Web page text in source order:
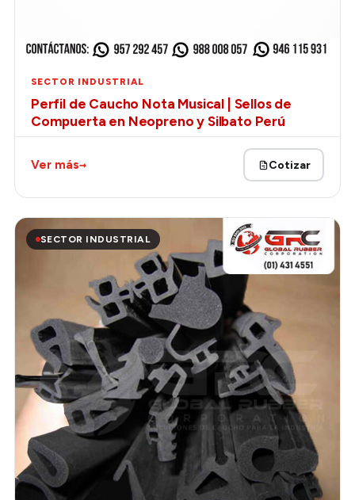
SECTOR INDUSTRIAL
Perfil de Caucho Nota Musical | Sellos de
Compuerta en Neopreno y Silbato Perú
Ver más→ Cotizar
SECTOR INDUSTRIAL